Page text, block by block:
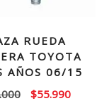
RUEDA
TOYOTA
AÑOS 06/15
El
$55.990El